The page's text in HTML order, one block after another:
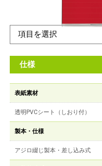
仕様
表紙素材
透明PVCシート（しおり付）
製本・仕様
アジロ綴じ製本・差し込み式